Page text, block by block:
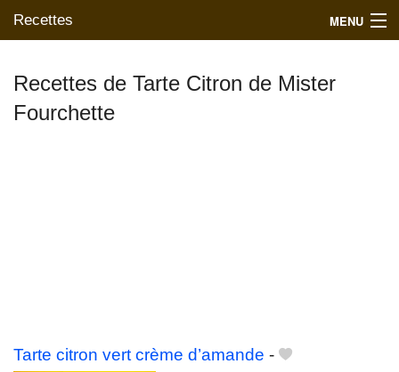
Recettes MENU
Mes blogs préférés
Recettes de Tarte Citron de Mister
Fourchette
Tarte citron vert crème d’amande -